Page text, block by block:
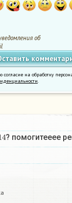
об
на обработку
.
? помогитееее